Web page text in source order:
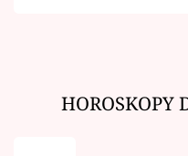
HOROSKOPY